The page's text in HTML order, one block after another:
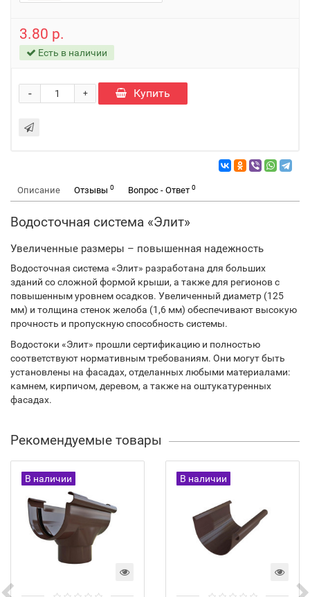
3.80 р.
Есть в наличии
+
- Купить
Описание Отзывы 0 Вопрос - Ответ 0
Водосточная система «Элит»
Увеличенные размеры – повышенная надежность
Водосточная система «Элит» разработана для больших
зданий со сложной формой крыши, а также для регионов с
повышенным уровнем осадков. Увеличенный диаметр (125
мм) и толщина стенок желоба (1,6 мм) обеспечивают высокую
прочность и пропускную способность системы.
Водостоки «Элит» прошли сертификацию и полностью
соответствуют нормативным требованиям. Они могут быть
установлены на фасадах, отделанных любыми материалами:
камнем, кирпичом, деревом, а также на оштукатуренных
фасадах.
Рекомендуемые товары
В наличии В наличии